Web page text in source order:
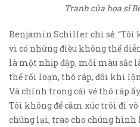
Tranh của họa sĩ
Benjamin Schiller chi sẻ: “Tôi
vì có những điều không thể
là một nhịp đập, mỗi màu sắc
thể rối loạn, thô ráp, đôi khi
Và chính trong cái vẻ thô ráp
Tôi không để cảm xúc trôi đi
chúng lại, trao cho chúng hình